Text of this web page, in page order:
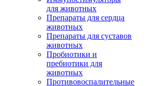
для животных
Препараты для сердца
животных
Препараты для суставов
животных
Пробиотики и
пребиотики для
животных
Противовоспалительные